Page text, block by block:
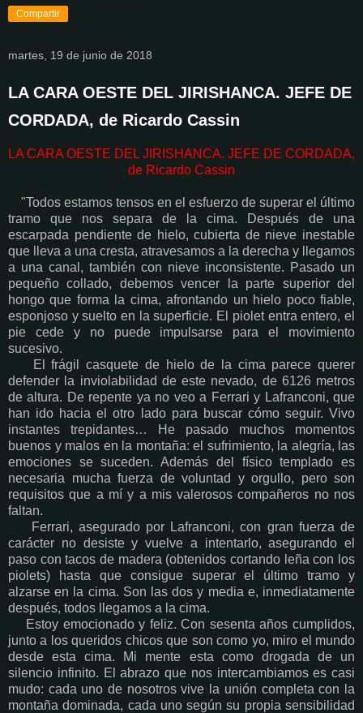
Compartir
martes, 19 de junio de 2018
LA CARA OESTE DEL JIRISHANCA. JEFE DE
CORDADA, de Ricardo Cassin
LA CARA OESTE DEL JIRISHANCA. JEFE DE CORDADA,
de Ricardo Cassin
"Todos estamos tensos en el esfuerzo de superar el último
tramo que nos separa de la cima. Después de una
escarpada pendiente de hielo, cubierta de nieve inestable
que lleva a una cresta, atravesamos a la derecha y llegamos
a una canal, también con nieve inconsistente. Pasado un
pequeño collado, debemos vencer la parte superior del
hongo que forma la cima, afrontando un hielo poco fiable,
esponjoso y suelto en la superficie. El piolet entra entero, el
pie cede y no puede impulsarse para el movimiento
sucesivo.
El frágil casquete de hielo de la cima parece querer
defender la inviolabilidad de este nevado, de 6126 metros
de altura. De repente ya no veo a Ferrari y Lafranconi, que
han ido hacia el otro lado para buscar cómo seguir. Vivo
instantes trepidantes… He pasado muchos momentos
buenos y malos en la montaña: el sufrimiento, la alegría, las
emociones se suceden. Además del físico templado es
necesaria mucha fuerza de voluntad y orgullo, pero son
requisitos que a mí y a mis valerosos compañeros no nos
faltan.
Ferrari, asegurado por Lafranconi, con gran fuerza de
carácter no desiste y vuelve a intentarlo, asegurando el
paso con tacos de madera (obtenidos cortando leña con los
piolets) hasta que consigue superar el último tramo y
alzarse en la cima. Son las dos y media e, inmediatamente
después, todos llegamos a la cima.
Estoy emocionado y feliz. Con sesenta años cumplidos,
junto a los queridos chicos que son como yo, miro el mundo
desde esta cima. Mi mente esta como drogada de un
silencio infinito. El abrazo que nos intercambiamos es casi
mudo: cada uno de nosotros vive la unión completa con la
montaña dominada, cada uno según su propia sensibilidad